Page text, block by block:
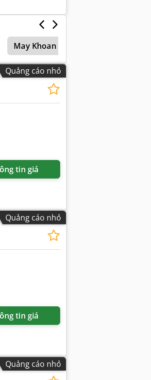
May Khoan
Quảng cáo nhỏ
tin giá
Quảng cáo nhỏ
tin giá
Quảng cáo nhỏ